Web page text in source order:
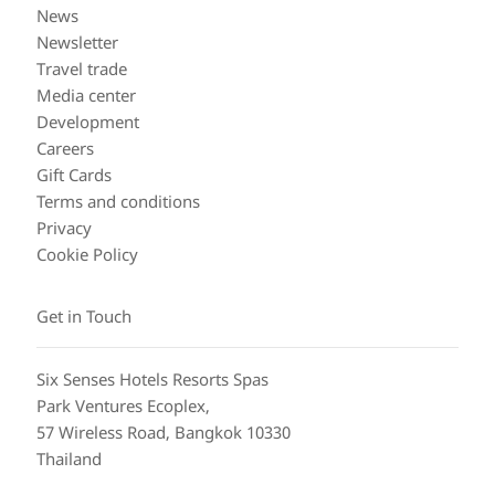
News
Newsletter
Travel trade
Media center
Development
Careers
Gift Cards
Terms and conditions
Privacy
Cookie Policy
Get in Touch
Six Senses Hotels Resorts Spas
Park Ventures Ecoplex,
57 Wireless Road, Bangkok 10330
Thailand